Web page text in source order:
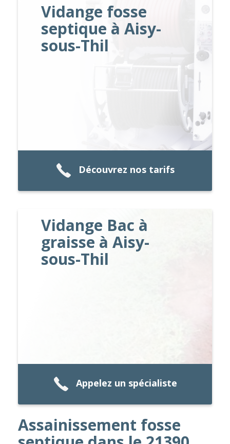
Vidange fosse
septique à Aisy-
sous-Thil
Découvrez nos tarifs
Vidange Bac à
graisse à Aisy-
sous-Thil
Appelez un spécialiste
Assainissement fosse